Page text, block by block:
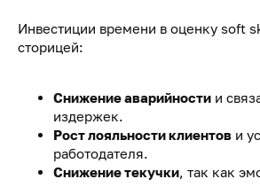
Инвестиции времени в оценку soft
сторицей:
Снижение аварийности и
издержек.
Рост лояльности клиентов и
работодателя.
Снижение текучки, так как